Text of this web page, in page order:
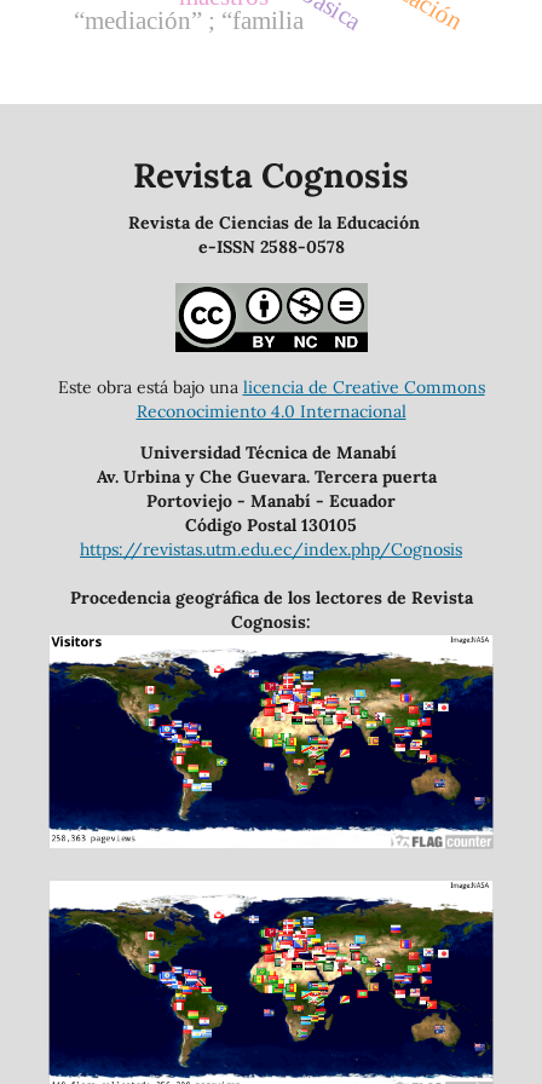
“mediación” ; “familia
Revista Cognosis
Revista de Ciencias de la Educación
e-ISSN 2588-0578
Este obra está bajo una licencia de Creative Commons
Reconocimiento 4.0 Internacional
Universidad Técnica de Manabí
Av. Urbina y Che Guevara. Tercera puerta
Portoviejo - Manabí - Ecuador
Código Postal 130105
https://revistas.utm.edu.ec/index.php/Cognosis
Procedencia geográfica de los lectores de Revista
Cognosis: